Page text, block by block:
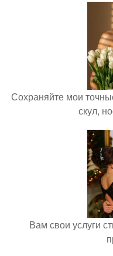
Сохраняйте мои
скул,
Вам свои услуги